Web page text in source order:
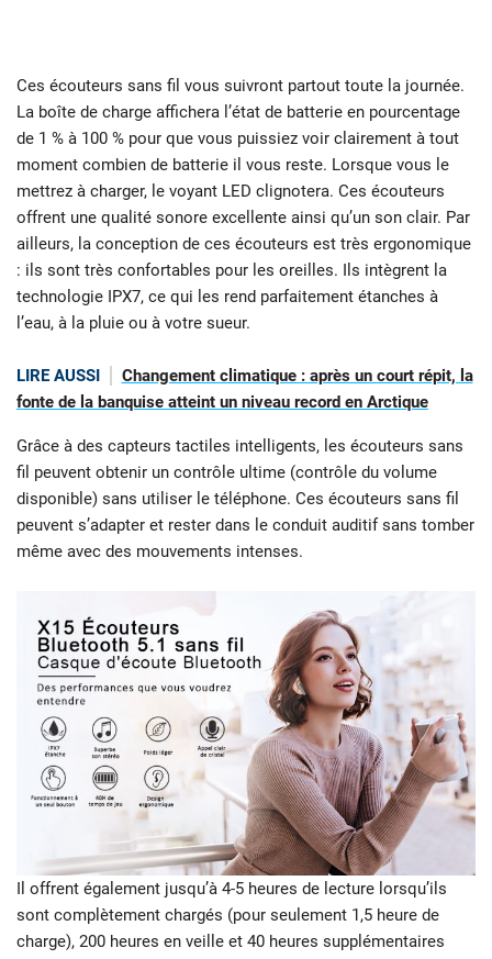
Ces écouteurs sans fil vous suivront partout toute la journée.
La boîte de charge affichera l’état de batterie en pourcentage
de 1 % à 100 % pour que vous puissiez voir clairement à tout
moment combien de batterie il vous reste. Lorsque vous le
mettrez à charger, le voyant LED clignotera. Ces écouteurs
offrent une qualité sonore excellente ainsi qu’un son clair. Par
ailleurs, la conception de ces écouteurs est très ergonomique
: ils sont très confortables pour les oreilles. Ils intègrent la
technologie IPX7, ce qui les rend parfaitement étanches à
l’eau, à la pluie ou à votre sueur.
LIRE AUSSI
Changement climatique : après un court répit, la
fonte de la banquise atteint un niveau record en Arctique
Grâce à des capteurs tactiles intelligents, les écouteurs sans
fil peuvent obtenir un contrôle ultime (contrôle du volume
disponible) sans utiliser le téléphone. Ces écouteurs sans fil
peuvent s’adapter et rester dans le conduit auditif sans tomber
même avec des mouvements intenses.
Il offrent également jusqu’à 4-5 heures de lecture lorsqu’ils
sont complètement chargés (pour seulement 1,5 heure de
charge), 200 heures en veille et 40 heures supplémentaires